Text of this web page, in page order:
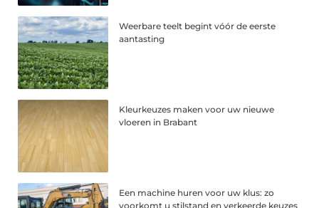
Weerbare teelt begint vóór de eerste
aantasting
Kleurkeuzes maken voor uw nieuwe
vloeren in Brabant
Een machine huren voor uw klus: zo
voorkomt u stilstand en verkeerde keuzes